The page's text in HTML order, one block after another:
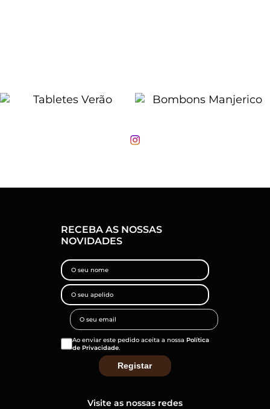
RECEBA AS NOSSAS
NOVIDADES
Ao enviar este pedido aceita a nossa Política
de Privacidade.
Visite as nossas redes